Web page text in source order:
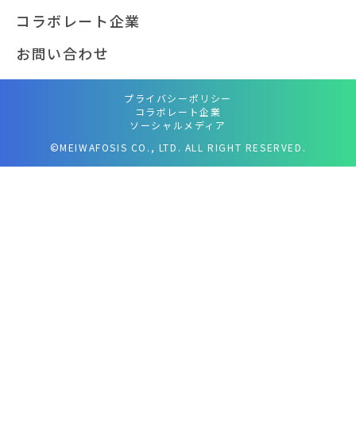
コラボレート企業
お問い合わせ
プライバシーポリシー
コラボレート企業
ソーシャルメディア
©MEIWAFOSIS CO., LTD. ALL RIGHT RESERVED.